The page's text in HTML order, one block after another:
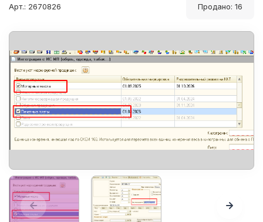
Арт.: 2670826 Продано: 16